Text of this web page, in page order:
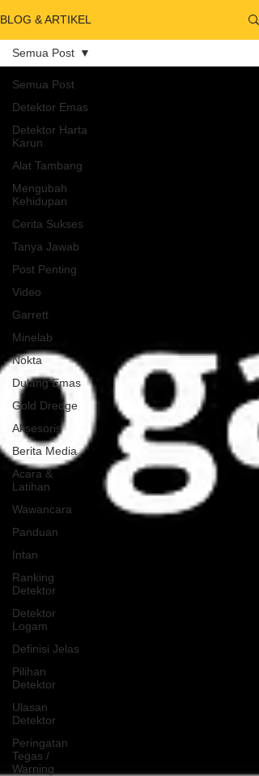
BLOG & ARTIKEL
Semua Post
Detektor Emas
Detektor Harta
Karun
Alat Tambang
Mengubah
Kehidupan
Cerita Sukses
Tanya Jawab
Post Penting
Video
Garrett
Minelab
Nokta
Dulang Emas
Gold Dredge
Aksesoris
Berita Media
Acara &
Latihan
Wawancara
Panduan
Intan
Ranking
Detektor
Detektor
Logam
Definisi Jelas
Pilihan
Detektor
Ulasan
Detektor
Peringatan
Tegas /
Warning
Semua Post